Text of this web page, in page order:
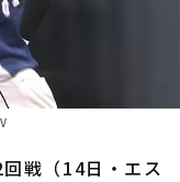
戦（14日・エス